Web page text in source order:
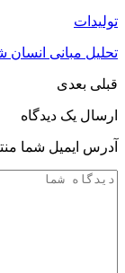
تولیدات
تحلیل مبانی
قبلی بعدی
ارسال یک دیدگاه
آدرس ایمیل شما